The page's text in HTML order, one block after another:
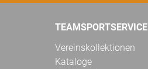
TEAMSPORTSERVICE
Vereinskollektionen
Kataloge